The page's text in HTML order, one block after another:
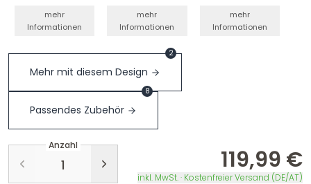
mehr
Informationen
mehr
Informationen
mehr
Informationen
Mehr mit diesem Design
2
Passendes Zubehör
8
Anzahl
119,99 €
inkl. MwSt. · Kostenfreier Versand (DE/AT)